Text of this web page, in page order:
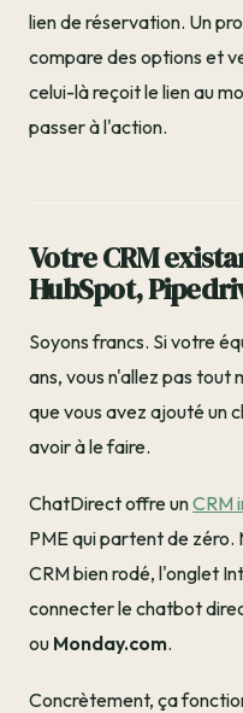
lien de réservation. Un
compare des options et
celui-là reçoit le lien au
passer à l'action.
Votre CRM
HubSpot,
Soyons francs. Si votre
ans, vous n'allez pas tout
que vous avez ajouté un
avoir à le faire.
ChatDirect offre unCRM
PME qui partent de zéro.
CRM bien rodé, l'onglet
connecter le chatbot
ou Monday.com.
Concrètement, ça